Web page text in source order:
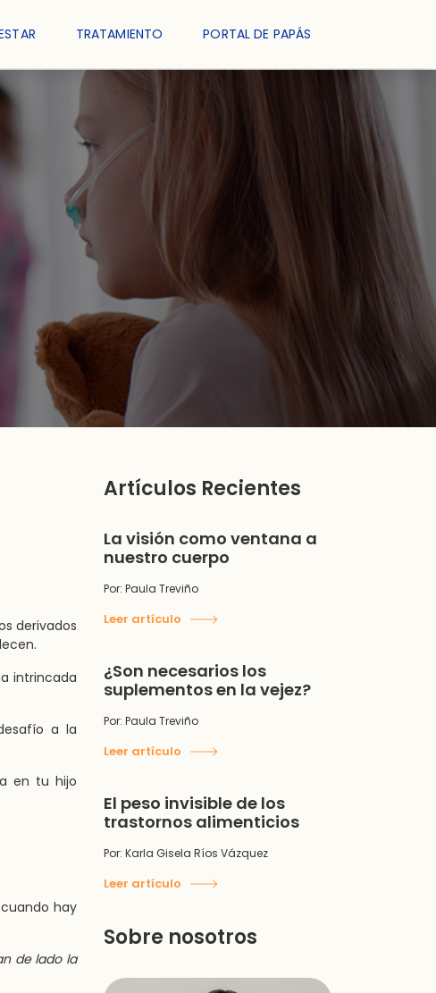
TRATAMIENTO PORTAL DE PAPÁS
derivados
intrincada
a la
en tu hijo
hay
de lado la
Artículos Recientes
La visión como ventana a
nuestro cuerpo
Por: Paula Treviño
Leer artículo
¿Son necesarios los
suplementos en la vejez?
Por: Paula Treviño
Leer artículo
El peso invisible de los
trastornos alimenticios
Por: Karla Gisela Ríos Vázquez
Leer artículo
Sobre nosotros